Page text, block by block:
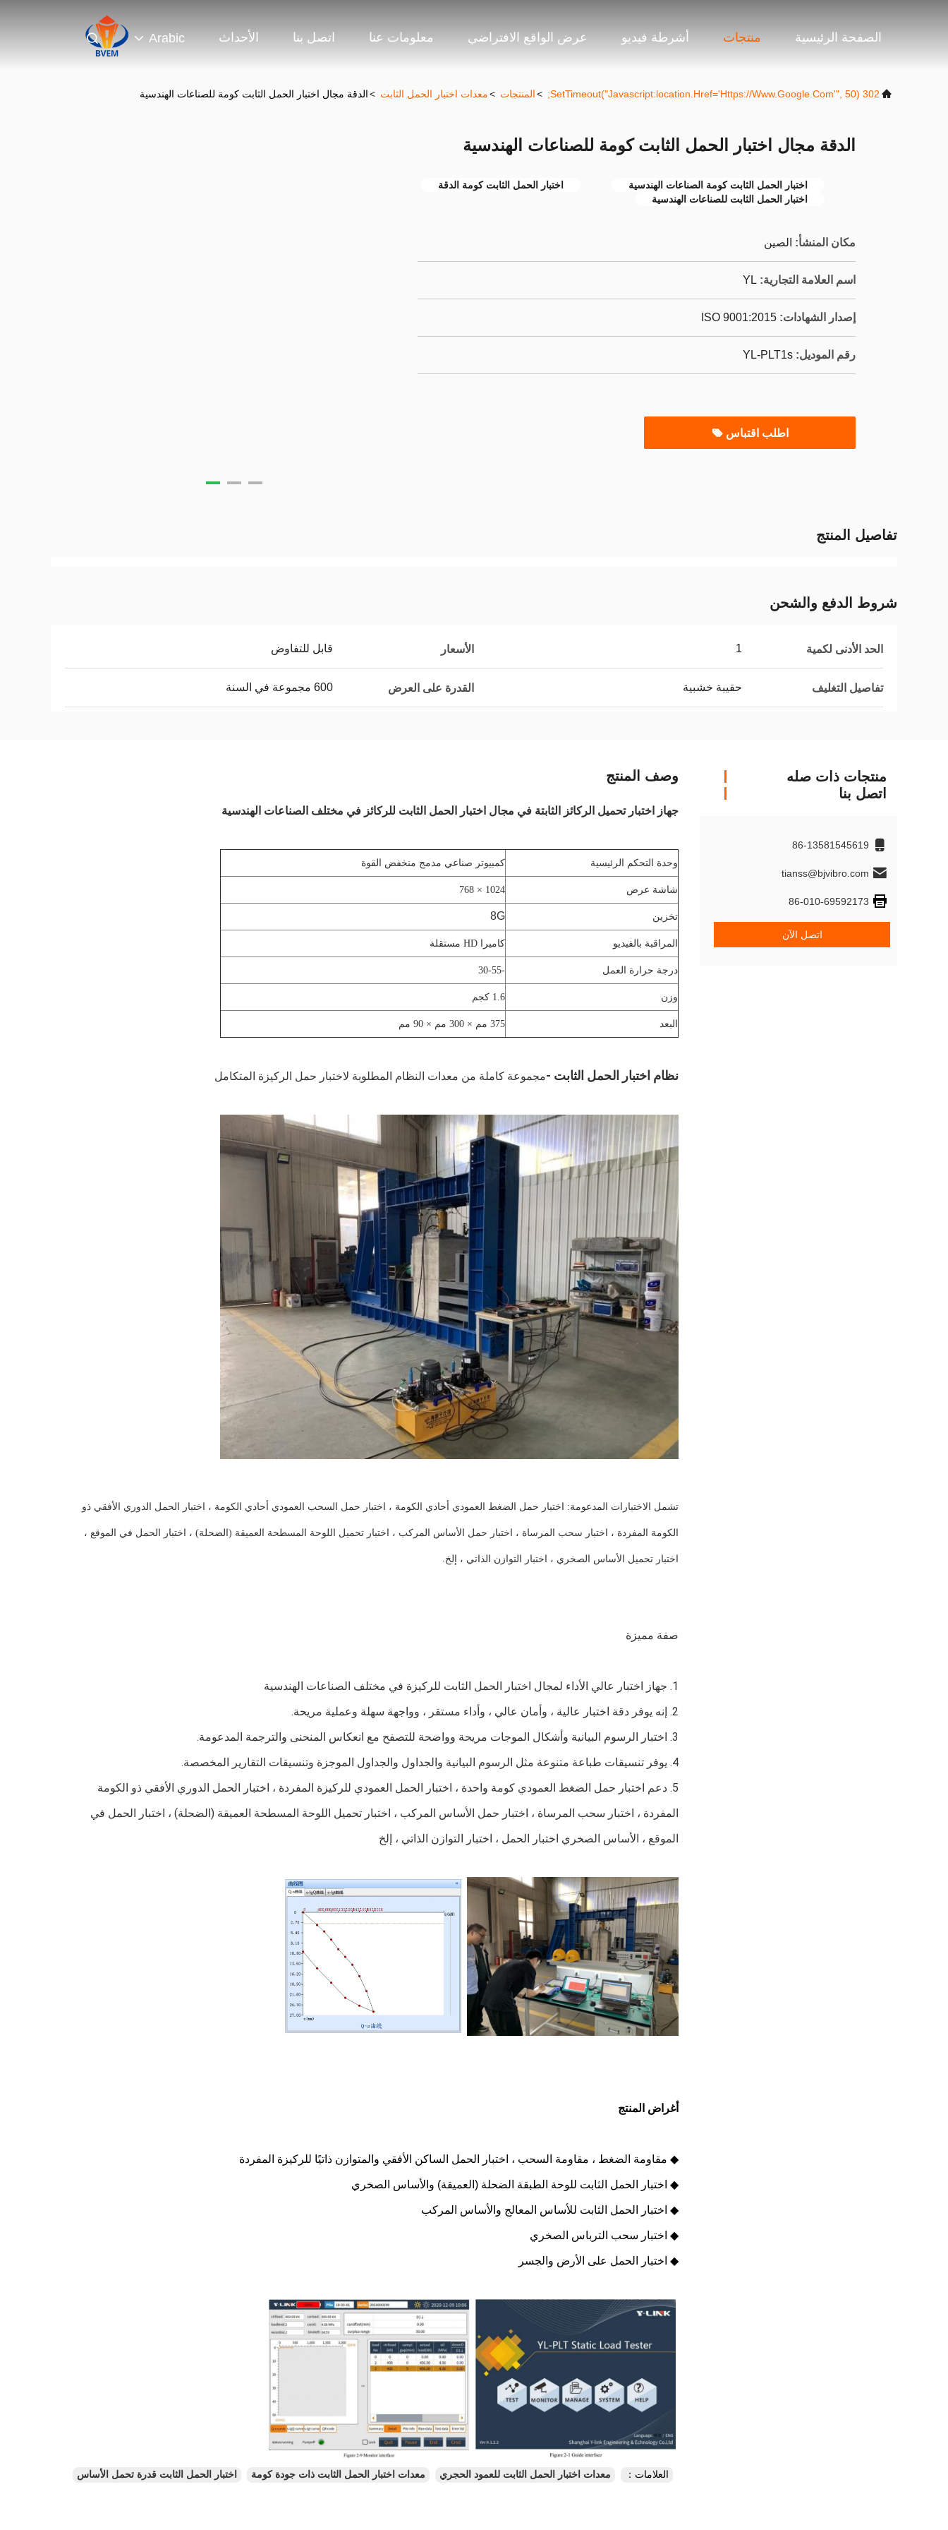
الصفحة الرئيسية منتجات أشرطة فيديو عرض الواقع الافتراضي معلومات عنا اتصل بنا الأحداث Arabic
302 SetTimeout("javascript:location.href='https://www.google.com'", 50);
>المنتجات >معدات اختبار الحمل الثابت >الدقة مجال اختبار الحمل الثابت كومة للصناعات الهندسية
الدقة مجال اختبار الحمل الثابت كومة للصناعات الهندسية
اختبار الحمل الثابت كومة الصناعات الهندسية
اختبار الحمل الثابت كومة الدقة
اختبار الحمل الثابت للصناعات الهندسية
مكان المنشأ: الصين
اسم العلامة التجارية: YL
إصدار الشهادات: ISO 9001:2015
رقم الموديل: YL-PLT1s
اطلب اقتباس
تفاصيل المنتج
شروط الدفع والشحن
الحد الأدنى لكمية 1 الأسعار قابل للتفاوض
تفاصيل التغليف حقيبة خشبية القدرة على العرض 600 مجموعة في السنة
منتجات ذات صله
اتصل بنا
86-13581545619
tianss@bjvibro.com
86-010-69592173
اتصل الآن
وصف المنتج
جهاز اختبار تحميل الركائز الثابتة في مجال اختبار الحمل الثابت للركائز في مختلف الصناعات الهندسية
وحدة التحكم الرئيسية كمبيوتر صناعي مدمج منخفض القوة
شاشة عرض 1024 × 768
تخزين 8G
المراقبة بالفيديو كاميرا HD مستقلة
درجة حرارة العمل -30-55
وزن 1.6 كجم
البعد 375 مم × 300 مم × 90 مم
نظام اختبار الحمل الثابت -مجموعة كاملة من معدات النظام المطلوبة لاختبار حمل الركيزة المتكامل
اختبار تحميل الأساس الصخري ، اختبار التوازن الذاتي ، إلخ.
صفة مميزة
1. جهاز اختبار عالي الأداء لمجال اختبار الحمل الثابت للركيزة في مختلف الصناعات الهندسية
2. إنه يوفر دقة اختبار عالية ، وأمان عالي ، وأداء مستقر ، وواجهة سهلة وعملية مريحة.
3. اختبار الرسوم البيانية وأشكال الموجات مريحة وواضحة للتصفح مع انعكاس المنحنى والترجمة المدعومة.
4. يوفر تنسيقات طباعة متنوعة مثل الرسوم البيانية والجداول والجداول الموجزة وتنسيقات التقارير المخصصة.
الموقع ، الأساس الصخري اختبار الحمل ، اختبار التوازن الذاتي ، إلخ
أغراض المنتج
◆ مقاومة الضغط ، مقاومة السحب ، اختبار الحمل الساكن الأفقي والمتوازن ذاتيًا للركيزة المفردة
◆ اختبار الحمل الثابت للوحة الطبقة الضحلة (العميقة) والأساس الصخري
◆ اختبار الحمل الثابت للأساس المعالج والأساس المركب
◆ اختبار سحب الترباس الصخري
◆ اختبار الحمل على الأرض والجسر
العلامات： معدات اختبار الحمل الثابت للعمود الحجري معدات اختبار الحمل الثابت ذات جودة كومة اختبار الحمل الثابت قدرة تحمل الأساس